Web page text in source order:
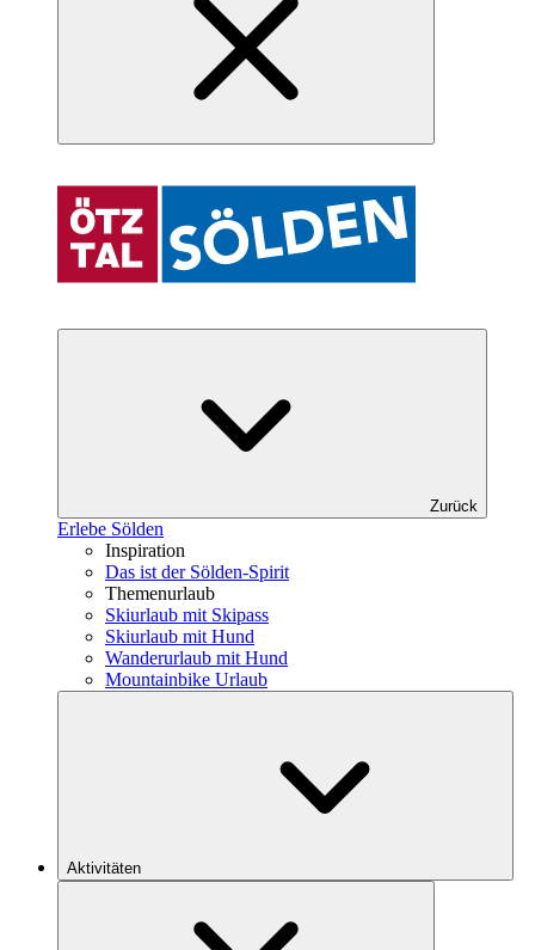
Zurück
Erlebe Sölden
Inspiration
Das ist der Sölden-Spirit
Themenurlaub
Skiurlaub mit Skipass
Skiurlaub mit Hund
Wanderurlaub mit Hund
Mountainbike Urlaub
Aktivitäten